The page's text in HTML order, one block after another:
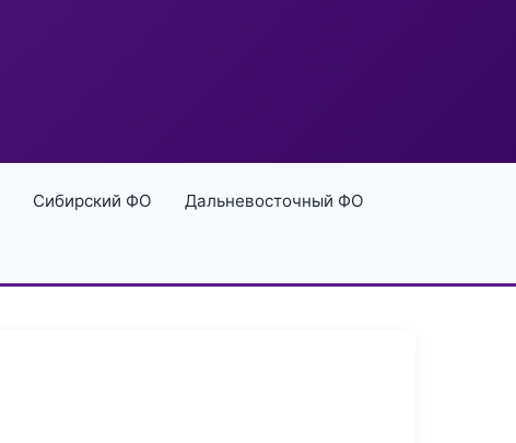
Сибирский ФО Дальневосточный ФО